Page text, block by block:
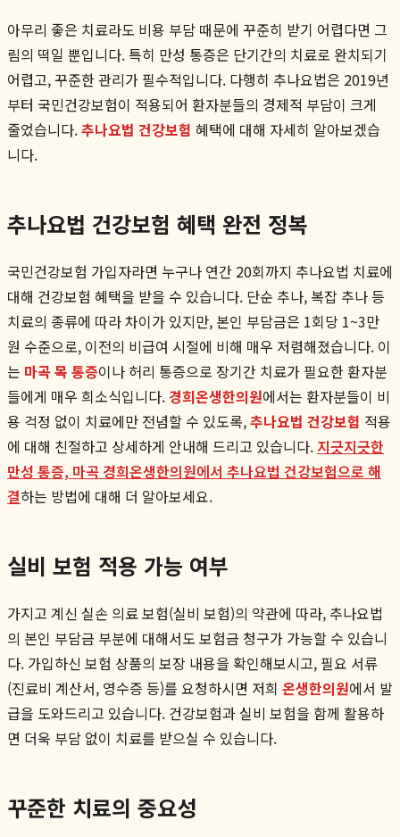
아무리 좋은 치료라도 비용 부담 때문에 꾸준히 받기 어렵다면 그
림의 떡일 뿐입니다. 특히 만성 통증은 단기간의 치료로 완치되기
어렵고, 꾸준한 관리가 필수적입니다. 다행히 추나요법은 2019년
부터 국민건강보험이 적용되어 환자분들의 경제적 부담이 크게
줄었습니다.추나요법 건강보험 혜택에 대해 자세히 알아보겠습
니다.
추나요법 건강보험 혜택 완전 정복
국민건강보험 가입자라면 누구나 연간 20회까지 추나요법 치료에
대해 건강보험 혜택을 받을 수 있습니다. 단순 추나, 복잡 추나 등
치료의 종류에 따라 차이가 있지만, 본인 부담금은 1회당 1~3만
원 수준으로, 이전의 비급여 시절에 비해 매우 저렴해졌습니다. 이
는 마곡 목 통증이나 허리 통증으로 장기간 치료가 필요한 환자분
들에게 매우 희소식입니다. 경희온생한의원에서는 환자분들이 비
용 걱정 없이 치료에만 전념할 수 있도록,추나요법 건강보험 적용
에 대해 친절하고 상세하게 안내해 드리고 있습니다. 지긋지긋한
만성 통증, 마곡 경희온생한의원에서 추나요법 건강보험으로 해
결하는 방법에 대해 더 알아보세요.
실비 보험 적용 가능 여부
가지고 계신 실손 의료 보험(실비 보험)의 약관에 따라, 추나요법
의 본인 부담금 부분에 대해서도 보험금 청구가 가능할 수 있습니
다. 가입하신 보험 상품의 보장 내용을 확인해보시고, 필요 서류
(진료비 계산서, 영수증 등)를 요청하시면 저희 온생한의원에서 발
급을 도와드리고 있습니다. 건강보험과 실비 보험을 함께 활용하
면 더욱 부담 없이 치료를 받으실 수 있습니다.
꾸준한 치료의 중요성